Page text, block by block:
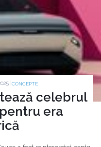
| CONCEPTE
celebrul
era